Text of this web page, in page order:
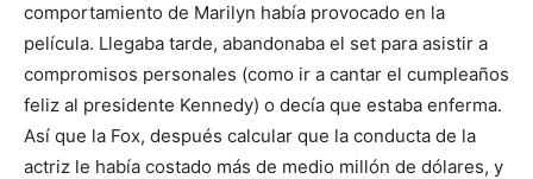
comportamiento de Marilyn había provocado en la
película. Llegaba tarde, abandonaba el set para asistir a
compromisos personales (como ir a cantar el cumpleaños
feliz al presidente Kennedy) o decía que estaba enferma.
Así que la Fox, después calcular que la conducta de la
actriz le había costado más de medio millón de dólares, y